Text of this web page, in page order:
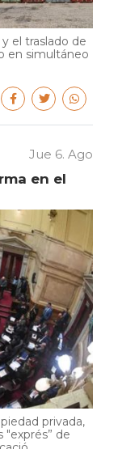
el traslado de
en simultáneo
Jue 6. Ago
en el
privada,
de